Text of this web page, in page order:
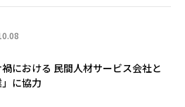
における 民間人材サービス会社と
に協力